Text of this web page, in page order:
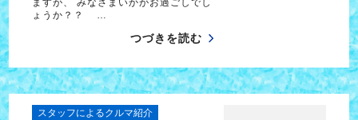
ますが、 みなさまいかがお過ごしでし
ょうか？？ …
つづきを読む
スタッフによるクルマ紹介